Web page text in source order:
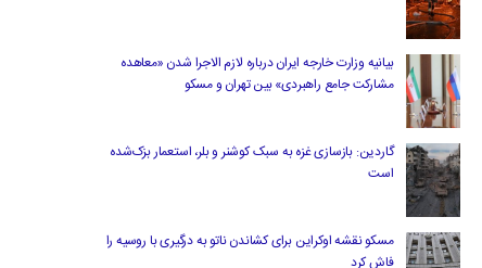
بیانیه وزارت خارجه ایران درباره لازم‌ الاجرا شدن «معاهده
مشارکت جامع راهبردی» بین تهران و مسکو
گاردین: بازسازی غزه به سبک کوشنر و بلر، استعمار بزک‌شده
است
مسکو نقشه اوکراین برای کشاندن ناتو به درگیری با روسیه را
فاش کرد